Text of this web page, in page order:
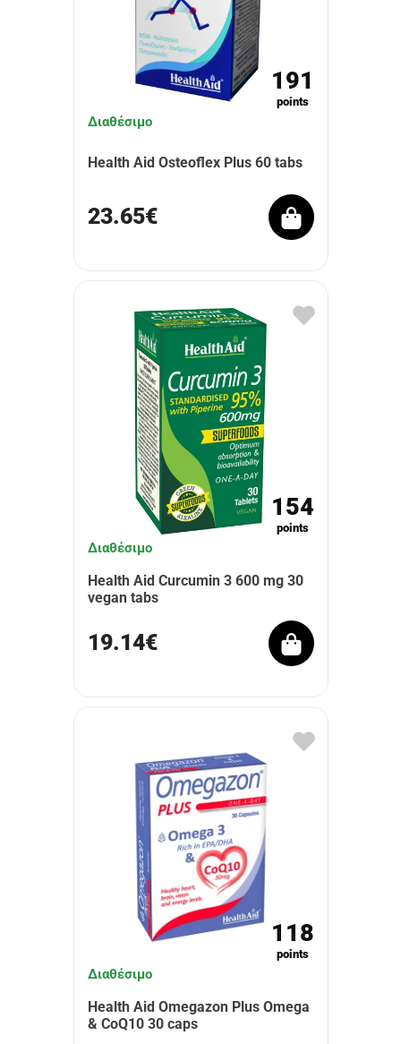
191
points
Διαθέσιμο
Health Aid Osteoflex Plus 60 tabs
23.65€
154
points
Διαθέσιμο
Health Aid Curcumin 3 600 mg 30
vegan tabs
19.14€
118
points
Διαθέσιμο
Health Aid Omegazon Plus Omega
& CoQ10 30 caps